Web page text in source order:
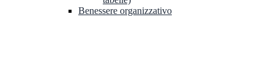
Benessere organizzativo